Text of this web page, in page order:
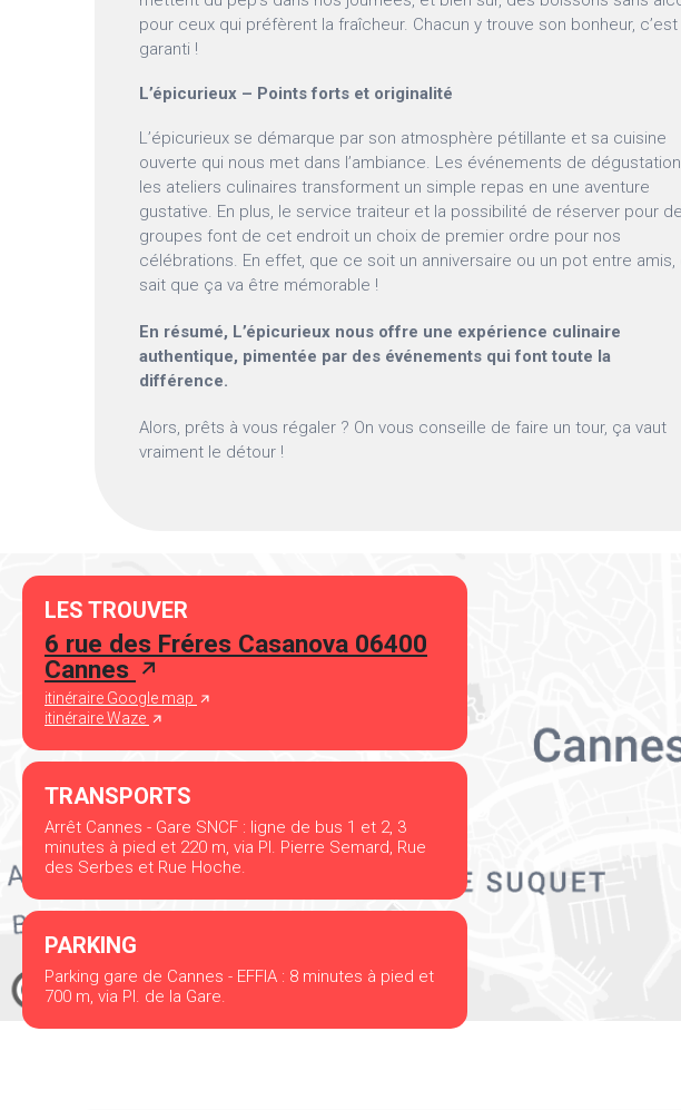
pour ceux qui préfèrent la fraîcheur. Chacun y trouve son bonheur, c’est
garanti !
L’épicurieux – Points forts et originalité
L’épicurieux se démarque par son atmosphère pétillante et sa cuisine
ouverte qui nous met dans l’ambiance. Les événements de
les ateliers culinaires transforment un simple repas en une aventure
gustative. En plus, le service traiteur et la possibilité de réserver pour
groupes font de cet endroit un choix de premier ordre pour nos
célébrations. En effet, que ce soit un anniversaire ou un pot entre amis,
sait que ça va être mémorable !
En résumé, L’épicurieux nous offre une expérience culinaire
authentique, pimentée par des événements qui font toute la
différence.
Alors, prêts à vous régaler ? On vous conseille de faire un tour, ça vaut
vraiment le détour !
LES TROUVER
6 rue des Fréres Casanova 06400
Cannes
itinéraire Google map
itinéraire Waze
TRANSPORTS
Arrêt Cannes - Gare SNCF : ligne de bus 1 et 2, 3
minutes à pied et 220 m, via Pl. Pierre Semard, Rue
des Serbes et Rue Hoche.
PARKING
Parking gare de Cannes - EFFIA : 8 minutes à pied et
700 m, via Pl. de la Gare.